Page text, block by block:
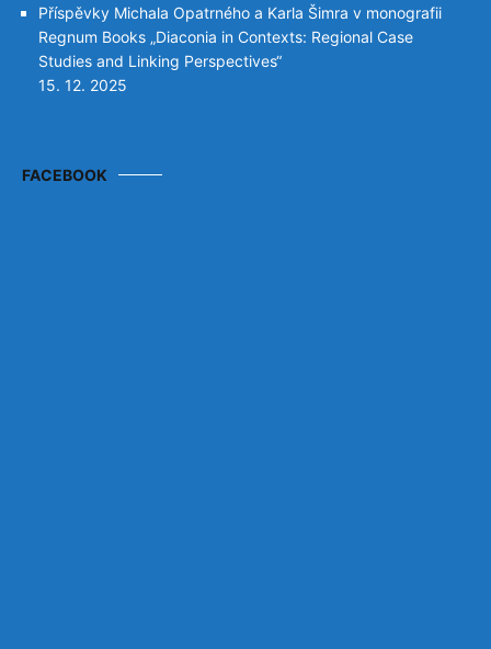
Příspěvky Michala Opatrného a Karla Šimra v monografii
Regnum Books „Diaconia in Contexts: Regional Case
Studies and Linking Perspectives“
15. 12. 2025
FACEBOOK